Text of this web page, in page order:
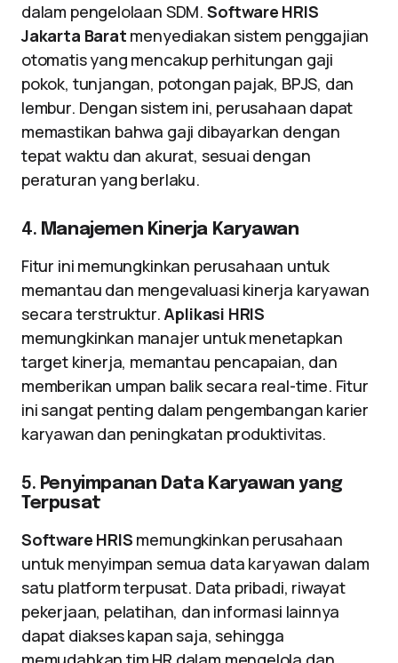
dalam pengelolaan SDM. Software HRIS
Jakarta Barat menyediakan sistem penggajian
otomatis yang mencakup perhitungan gaji
pokok, tunjangan, potongan pajak, BPJS, dan
lembur. Dengan sistem ini, perusahaan dapat
memastikan bahwa gaji dibayarkan dengan
tepat waktu dan akurat, sesuai dengan
peraturan yang berlaku.
4. Manajemen Kinerja Karyawan
Fitur ini memungkinkan perusahaan untuk
memantau dan mengevaluasi kinerja karyawan
secara terstruktur.Aplikasi HRIS
memungkinkan manajer untuk menetapkan
target kinerja, memantau pencapaian, dan
memberikan umpan balik secara real-time. Fitur
ini sangat penting dalam pengembangan karier
karyawan dan peningkatan produktivitas.
5. Penyimpanan Data Karyawan yang
Terpusat
Software HRIS memungkinkan perusahaan
untuk menyimpan semua data karyawan dalam
satu platform terpusat. Data pribadi, riwayat
pekerjaan, pelatihan, dan informasi lainnya
dapat diakses kapan saja, sehingga